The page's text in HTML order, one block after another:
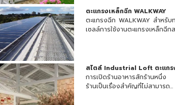
ตะแกรงเหล็กฉีก WALKWAY
ตะแกรงฉีก WALKWAY สำหรับ
เซลล์การใช้งานตะแกรงเหล็กฉีกส
สไตล์ Industrial Loft ตะแกร
การเปิดร้านอาหารสักร้านหนึ่ง
ร้านเป็นเรื่องสำคัญที่ไม่สามารถ...